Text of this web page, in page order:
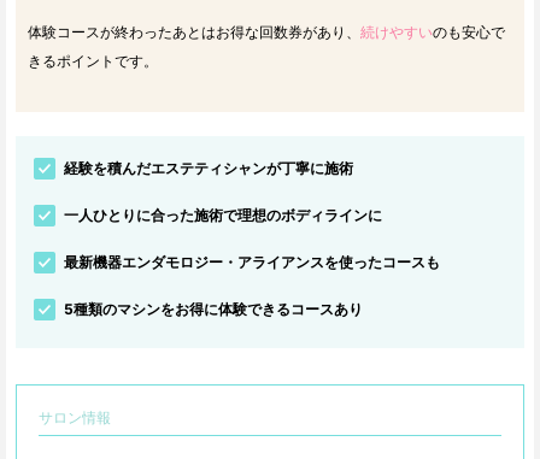
体験コースが終わったあとはお得な回数券があり、 続けやすいのも安心で
きるポイントです。
経験を積んだエステティシャンが丁寧に施術
一人ひとりに合った施術で理想のボディラインに
最新機器エンダモロジー・アライアンスを使ったコースも
5種類のマシンをお得に体験できるコースあり
サロン情報